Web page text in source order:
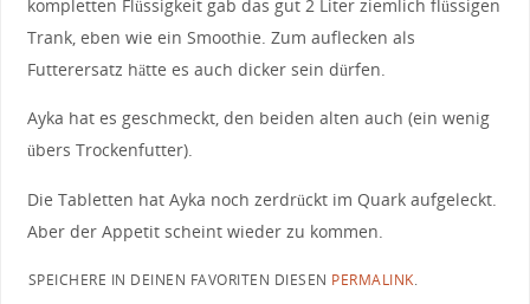
kompletten Flüssigkeit gab das gut 2 Liter ziemlich flüssigen
Trank, eben wie ein Smoothie. Zum auflecken als
Futterersatz hätte es auch dicker sein dürfen.
Ayka hat es geschmeckt, den beiden alten auch (ein wenig
übers Trockenfutter).
Die Tabletten hat Ayka noch zerdrückt im Quark aufgeleckt.
Aber der Appetit scheint wieder zu kommen.
SPEICHERE IN DEINEN FAVORITEN DIESEN PERMALINK.